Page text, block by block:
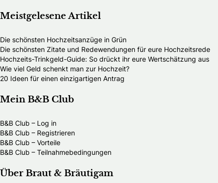
Meistgelesene Artikel
Die schönsten Hochzeitsanzüge in Grün
Die schönsten Zitate und Redewendungen für eure Hochzeitsrede
Hochzeits-Trinkgeld-Guide: So drückt ihr eure Wertschätzung aus
Wie viel Geld schenkt man zur Hochzeit?
20 Ideen für einen einzigartigen Antrag
Mein B&B Club
B&B Club – Log in
B&B Club – Registrieren
B&B Club – Vorteile
B&B Club – Teilnahmebedingungen
Über Braut & Bräutigam